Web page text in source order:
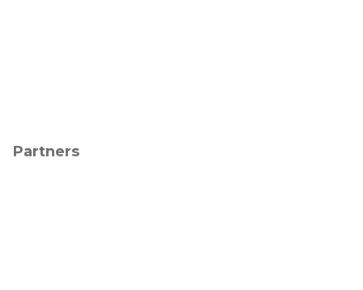
Partners